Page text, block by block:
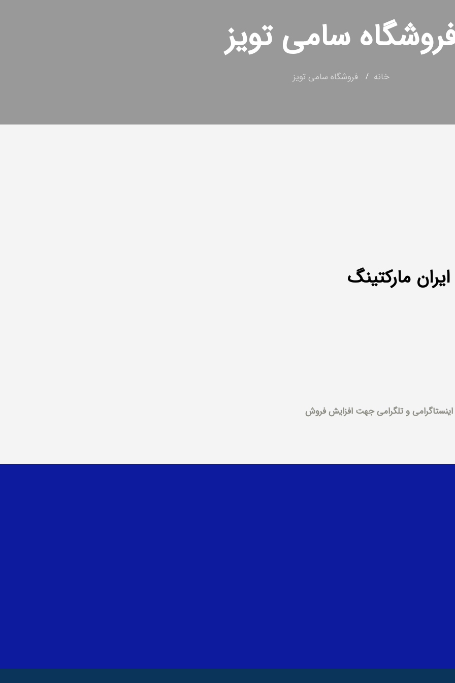
سامی تویز
خانه فروشگاه سامی تویز
مارکتینگ
اینستاگرامی و تلگرامی جهت افزایش فروش